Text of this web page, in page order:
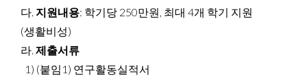
다. 지원내용: 학기당 250만원, 최대 4개 학기 지원
(생활비성)
라. 제출서류
1) (붙임1) 연구활동실적서